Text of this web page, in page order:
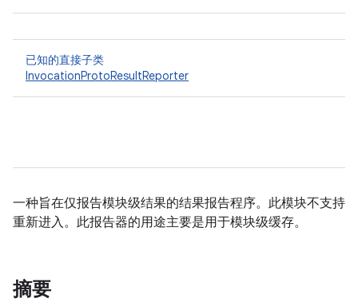
已知的直接子类
InvocationProtoResultReporter
一种旨在仅报告模块级结果的结果报告程序。此模块不支持
重新进入。此报告器的用途主要是用于模块级缓存。
摘要